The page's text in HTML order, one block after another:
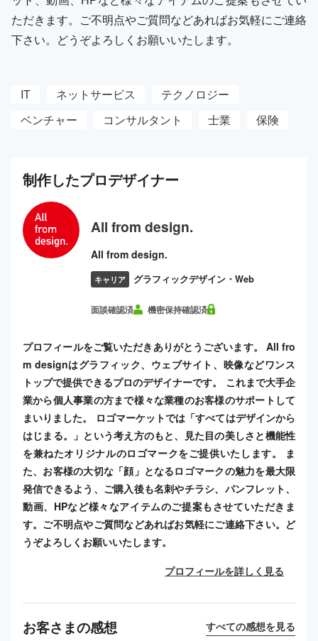
ただきます。ご不明点やご質問などあればお気軽にご連絡
下さい。どうぞよろしくお願いいたします。
IT ネットサービス
テクノロジー
ベンチャー
コンサルタント 士業 保険
制作したプロデザイナー
All from design.
All from design.
キャリア グラフィックデザイン・Web
面談確認済 機密保持確認済
プロフィールをご覧いただきありがとうございます。 All fro
m designはグラフィック、ウェブサイト、映像などワンス
トップで提供できるプロのデザイナーです。 これまで大手企
業から個人事業の方まで様々な業種のお客様のサポートして
まいりました。 ロゴマーケットでは「すべてはデザインから
はじまる。」という考え方のもと、見た目の美しさと機能性
を兼ねたオリジナルのロゴマークをご提供いたします。 ま
た、お客様の大切な「顔」となるロゴマークの魅力を最大限
発信できるよう、ご購入後も名刺やチラシ、パンフレット、
動画、HPなど様々なアイテムのご提案もさせていただきま
す。ご不明点やご質問などあればお気軽にご連絡下さい。ど
うぞよろしくお願いいたします。
プロフィールを詳しく見る
お客さまの感想 すべての感想を見る